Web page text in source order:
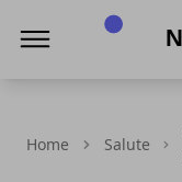
Home Salute